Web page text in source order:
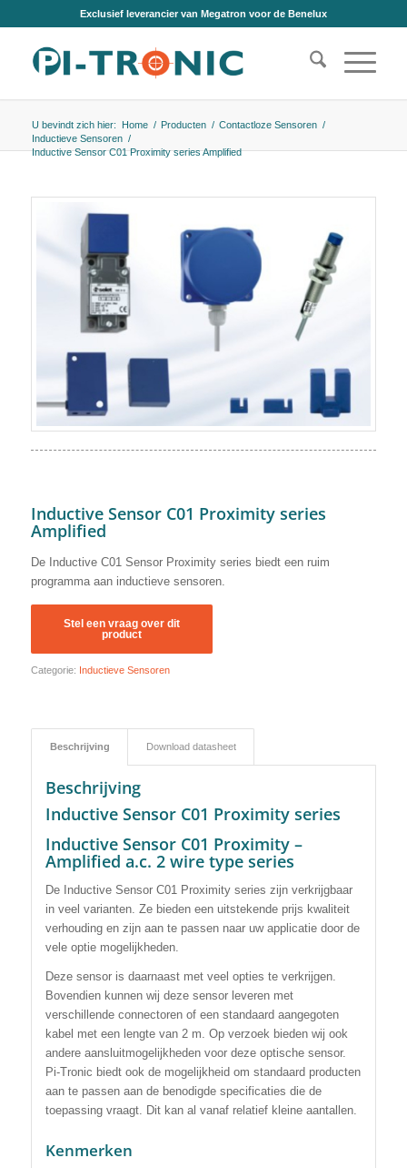
Exclusief leverancier van Megatron voor de Benelux
U bevindt zich hier: Home / Producten / Contactloze Sensoren /
Inductieve Sensoren /
Inductive Sensor C01 Proximity series Amplified
Inductive Sensor C01 Proximity series
Amplified
De Inductive C01 Sensor Proximity series biedt een ruim
programma aan inductieve sensoren.
Categorie: Inductieve Sensoren
Beschrijving Download datasheet
Beschrijving
Inductive Sensor C01 Proximity series
Inductive Sensor C01 Proximity –
Amplified a.c. 2 wire type series
De Inductive Sensor C01 Proximity series zijn verkrijgbaar
in veel varianten. Ze bieden een uitstekende prijs kwaliteit
verhouding en zijn aan te passen naar uw applicatie door de
vele optie mogelijkheden.
Deze sensor is daarnaast met veel opties te verkrijgen.
Bovendien kunnen wij deze sensor leveren met
verschillende connectoren of een standaard aangegoten
kabel met een lengte van 2 m. Op verzoek bieden wij ook
andere aansluitmogelijkheden voor deze optische sensor.
Pi-Tronic biedt ook de mogelijkheid om standaard producten
aan te passen aan de benodigde specificaties die de
toepassing vraagt. Dit kan al vanaf relatief kleine aantallen.
Kenmerken